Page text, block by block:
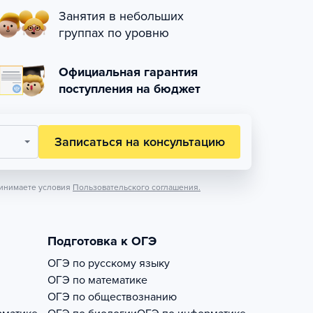
Занятия в небольших
группах по уровню
Официальная гарантия
поступления на бюджет
Записаться на консультацию
условия Пользовательского соглашения.
Подготовка к ОГЭ
ОГЭ по русскому языку
ОГЭ по математике
ОГЭ по обществознанию